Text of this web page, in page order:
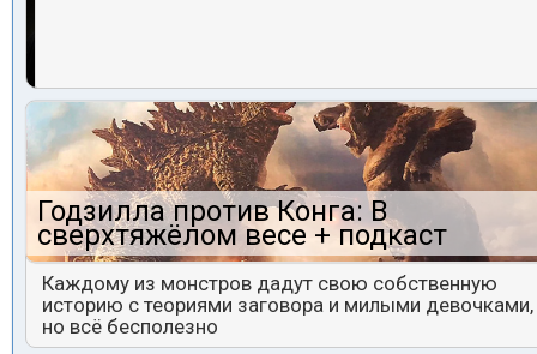
Годзилла против Конга: В
сверхтяжёлом весе + подкаст
Каждому из монстров дадут свою собственную
историю с теориями заговора и милыми девочками,
но всё бесполезно